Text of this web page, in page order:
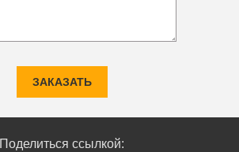
ЗАКАЗАТЬ
Поделиться ссылкой: